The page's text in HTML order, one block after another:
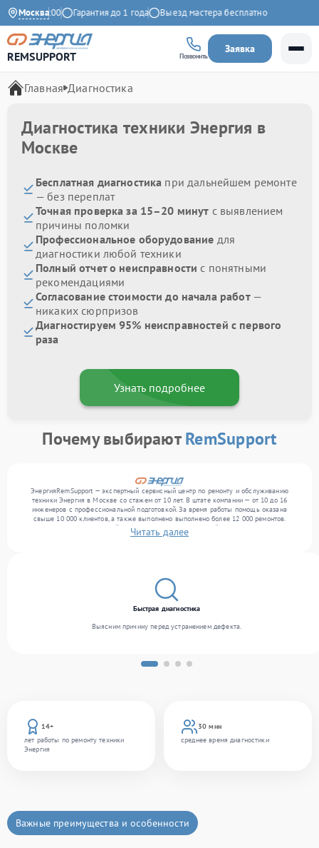
Москва
до 21:00 Гарантия до 1 года Выезд мастера бесплатно
REMSUPPORT Позвонить
Заявка
Главная Диагностика
Диагностика техники Энергия в
Москве
Бесплатная диагностика при дальнейшем ремонте
— без переплат
Точная проверка за 15–20 минут с выявлением
причины поломки
Профессиональное оборудование для
диагностики любой техники
Полный отчет о неисправности с понятными
рекомендациями
Согласование стоимости до начала работ—
никаких сюрпризов
Диагностируем 95% неисправностей с первого
раза
Узнать подробнее
Почему выбираютRemSupport
ЭнергияRemSupport — экспертный сервисный центр по ремонту и обслуживанию
техники Энергия в Москве со стажем от 10 лет. В штате компании — от 10 до 16
инженеров с профессиональной подготовкой. За время работы помощь оказана
свыше 10 000 клиентов, а также выполнено выполнено более 12 000 ремонтов.
Ежемесячно в сервисный центр поступает от 300 устройств, включая , , . Мы
устраняем поломки любой сложности и поддерживаем высокий стандарт качества
Читать далее
14+
лет работы по ремонту техники
Энергия
30 мин
среднее время диагностики
Быстрая диагностика
Выясним причину перед устранением дефекта.
Важные преимущества и особенности